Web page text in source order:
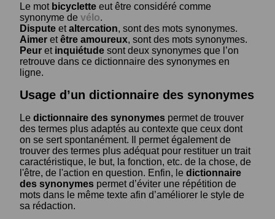
Le mot bicyclette eut être considéré comme
synonyme de vélo.
Dispute etaltercation, sont des mots synonymes.
Aimer etêtre amoureux, sont des mots synonymes.
Peur et inquiétude sont deux synonymes que l’on
retrouve dans ce dictionnaire des synonymes en
ligne.
Usage d’un dictionnaire des synonymes
Le dictionnaire des synonymes permet de trouver
des termes plus adaptés au contexte que ceux dont
on se sert spontanément. Il permet également de
trouver des termes plus adéquat pour restituer un trait
caractéristique, le but, la fonction, etc. de la chose, de
l'être, de l'action en question. Enfin, le dictionnaire
des synonymes permet d’éviter une répétition de
mots dans le même texte afin d’améliorer le style de
sa rédaction.